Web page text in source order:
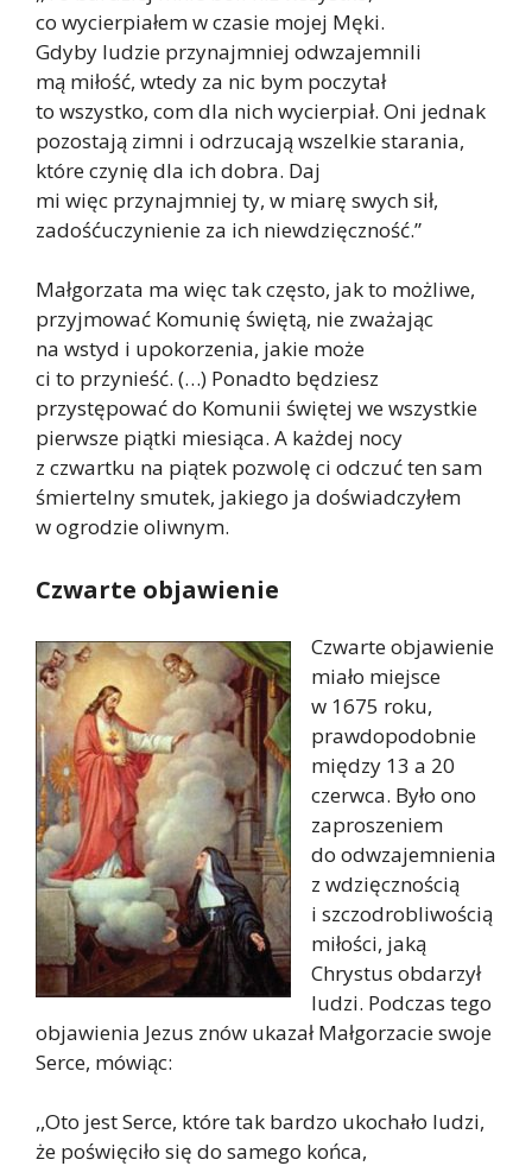
co wycierpiałem w czasie mojej Męki.
Gdyby ludzie przynajmniej odwzajemnili
mą miłość, wtedy za nic bym poczytał
to wszystko, com dla nich wycierpiał. Oni jednak
pozostają zimni i odrzucają wszelkie starania,
które czynię dla ich dobra. Daj
mi więc przynajmniej ty, w miarę swych sił,
zadośćuczynienie za ich niewdzięczność.”
Małgorzata ma więc tak często, jak to możliwe,
przyjmować Komunię świętą, nie zważając
na wstyd i upokorzenia, jakie może
ci to przynieść. (…) Ponadto będziesz
przystępować do Komunii świętej we wszystkie
pierwsze piątki miesiąca. A każdej nocy
z czwartku na piątek pozwolę ci odczuć ten sam
śmiertelny smutek, jakiego ja doświadczyłem
w ogrodzie oliwnym.
Czwarte objawienie
Czwarte objawienie
miało miejsce
w 1675 roku,
prawdopodobnie
między 13 a 20
czerwca. Było ono
zaproszeniem
do odwzajemnienia
z wdzięcznością
i szczodrobliwością
miłości, jaką
Chrystus obdarzył
ludzi. Podczas tego
objawienia Jezus znów ukazał Małgorzacie swoje
Serce, mówiąc:
,,Oto jest Serce, które tak bardzo ukochało ludzi,
że poświęciło się do samego końca,